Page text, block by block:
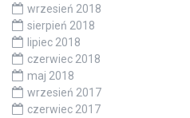
wrzesień 2018
sierpień 2018
lipiec 2018
czerwiec 2018
maj 2018
wrzesień 2017
czerwiec 2017